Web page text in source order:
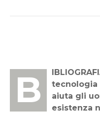
BIBLIOGRAFIA TECNOLOGICA - La
tecnologia
aiuta gli
esistenza